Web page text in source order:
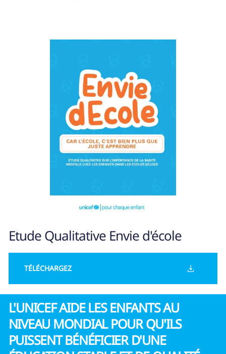
Etude Qualitative Envie d'école
TÉLÉCHARGEZ
L'UNICEF AIDE LES ENFANTS AU
NIVEAU MONDIAL POUR QU'ILS
PUISSENT BÉNÉFICIER D'UNE